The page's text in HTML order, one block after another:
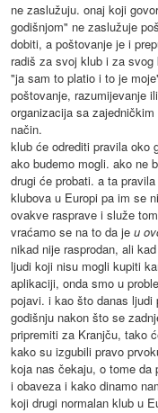
ne zaslužuju. onaj koji
godišnjom" ne zaslužuje
dobiti, a poštovanje je i
radiš za svoj klub i za
"ja sam to platio i to je
poštovanje, razumijevanje
organizacija sa
način.
klub će odrediti pravila oko
ako budemo mogli. ako ne
drugi će probati. a ta
klubova u Europi pa im se
ovakve rasprave i služe
vraćamo se na to da je u
nikad nije rasprodan, ali
ljudi koji nisu mogli kupiti
aplikaciji, onda smo u
pojavi. i kao što danas ljudi
godišnju nakon što se
pripremiti za Kranjču, tako
kako su izgubili pravo
koja nas čekaju, o tome da
i obaveza i kako dinamo
koji drugi normalan klub u